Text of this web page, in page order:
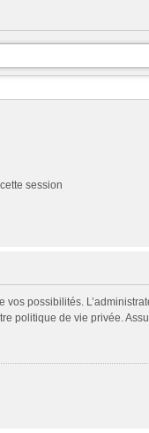
session
possibilités.
politique de vie privée.